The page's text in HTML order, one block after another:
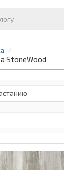
StoneWood